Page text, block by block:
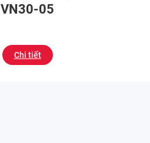
VN30-05
Chi tiết